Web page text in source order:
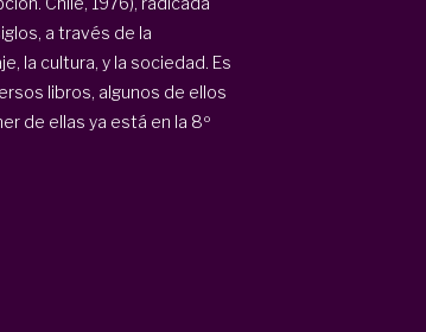
a través de la
la cultura, y la sociedad. Es
libros, algunos de ellos
de ellas ya está en la 8º